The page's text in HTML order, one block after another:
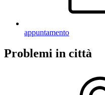
appuntamento
Problemi in città